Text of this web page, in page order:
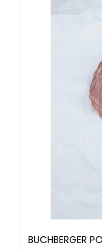
BUCHBERGER